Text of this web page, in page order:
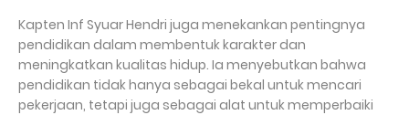
Kapten Inf Syuar Hendri juga menekankan pentingnya
pendidikan dalam membentuk karakter dan
meningkatkan kualitas hidup. Ia menyebutkan bahwa
pendidikan tidak hanya sebagai bekal untuk mencari
pekerjaan, tetapi juga sebagai alat untuk memperbaiki